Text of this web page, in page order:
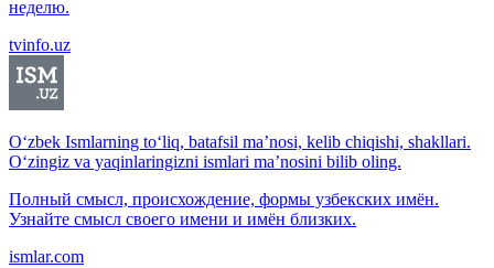
неделю.
tvinfo.uz
O‘zbek Ismlarning to‘liq, batafsil ma’nosi, kelib chiqishi, shakllari.
O‘zingiz va yaqinlaringizni ismlari ma’nosini bilib oling.
Полный смысл, происхождение, формы узбекских имён.
Узнайте смысл своего имени и имён близких.
ismlar.com